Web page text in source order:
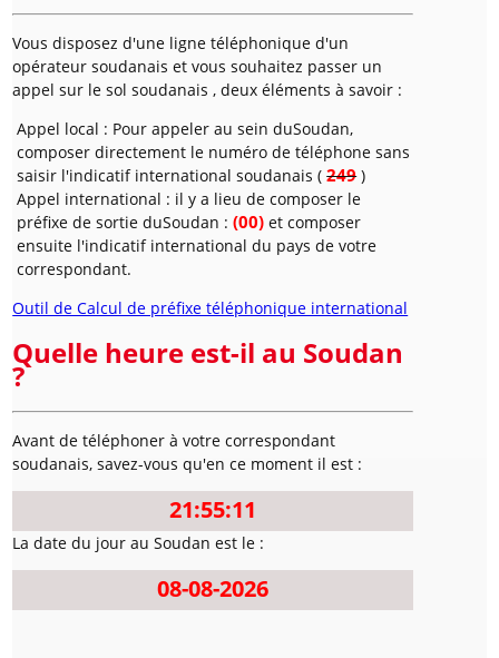
Vous disposez d'une ligne téléphonique d'un
opérateur soudanais et vous souhaitez passer un
appel sur le sol soudanais , deux éléments à savoir :
Appel local : Pour appeler au sein duSoudan,
composer directement le numéro de téléphone sans
saisir l'indicatif international soudanais (249)
Appel international : il y a lieu de composer le
préfixe de sortie duSoudan :(00)et composer
ensuite l'indicatif international du pays de votre
correspondant.
Outil de Calcul de préfixe téléphonique international
Quelle heure est-il au Soudan
?
Avant de téléphoner à votre correspondant
soudanais, savez-vous qu'en ce moment il est :
21:55:11
La date du jour au Soudan est le :
08-08-2026